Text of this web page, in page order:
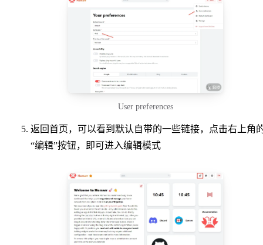
User preferences
返回首页，可以看到默认自带的一些链接，点击右上角
“编辑”按钮，即可进入编辑模式